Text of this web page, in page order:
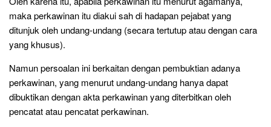
maka perkawinan itu diakui sah di hadapan pejabat yang
ditunjuk oleh undang-undang (secara tertutup atau dengan cara
yang khusus).
Namun persoalan ini berkaitan dengan pembuktian adanya
perkawinan, yang menurut undang-undang hanya dapat
dibuktikan dengan akta perkawinan yang diterbitkan oleh
pencatat atau pencatat perkawinan.